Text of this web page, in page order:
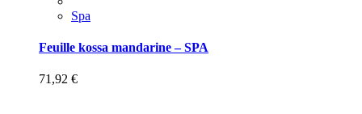
Spa
Feuille kossa mandarine – SPA
71,92 €